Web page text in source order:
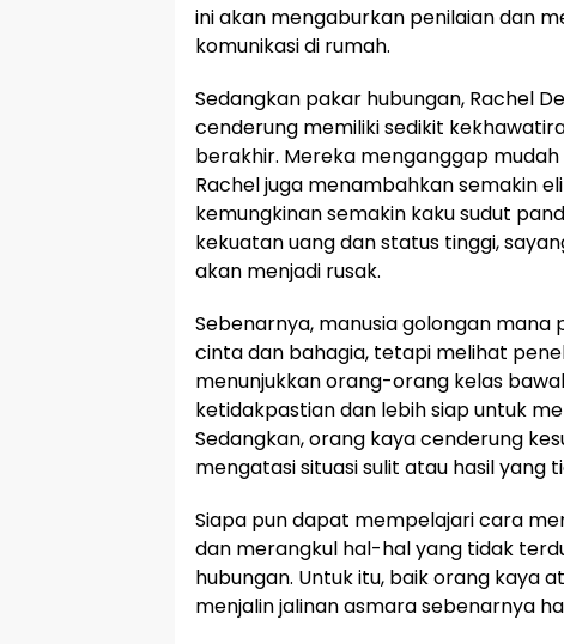
ini akan mengaburkan penilaian dan
komunikasi di rumah.
Sedangkan pakar hubungan, Rachel
cenderung memiliki sedikit
berakhir. Mereka menganggap
Rachel juga menambahkan semakin
kemungkinan semakin kaku sudut
kekuatan uang dan status tinggi,
akan menjadi rusak.
Sebenarnya, manusia golongan mana
cinta dan bahagia, tetapi melihat
menunjukkan orang-orang kelas
ketidakpastian dan lebih siap untuk
Sedangkan, orang kaya cenderung
mengatasi situasi sulit atau hasil yang
Siapa pun dapat mempelajari cara
dan merangkul hal-hal yang tidak
hubungan. Untuk itu, baik orang kaya
menjalin jalinan asmara sebenarnya